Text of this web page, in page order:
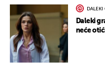
DALEKI
Daleki
neće